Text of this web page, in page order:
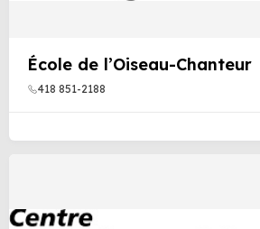
École de l’Oiseau-Chanteur
418 851-2188